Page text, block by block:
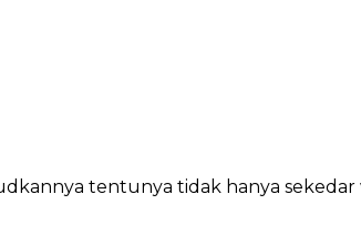
tentunya tidak hanya sekedar